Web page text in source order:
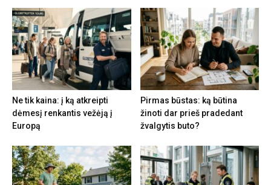
Ne tik kaina: į ką atkreipti
dėmesį renkantis vežėją į
Europą
Pirmas būstas: ką būtina
žinoti dar prieš pradedant
žvalgytis buto?